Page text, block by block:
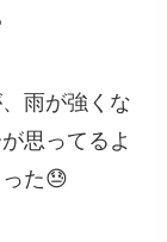
雨が強くな
思ってるよ
た😓